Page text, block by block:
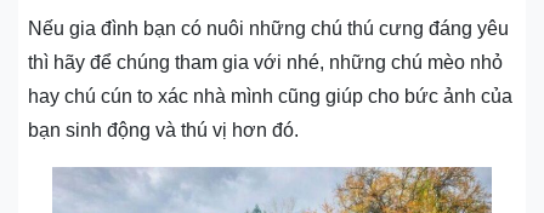
Nếu gia đình bạn có nuôi những chú thú cưng đáng yêu
thì hãy để chúng tham gia với nhé, những chú mèo nhỏ
hay chú cún to xác nhà mình cũng giúp cho bức ảnh của
bạn sinh động và thú vị hơn đó.